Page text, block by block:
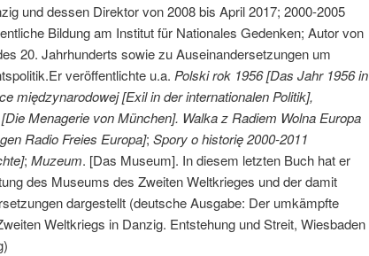
und dessen Direktor von 2008 bis April 2017; 2000-2005
Bildung am Institut für Nationales Gedenken; Autor von
20. Jahrhunderts sowie zu Auseinandersetzungen um
veröffentlichte u.a. Polski rok 1956 [Das Jahr 1956 in
międzynarodowej [Exil in der internationalen Politik],
Menagerie von München]. Walka z Radiem Wolna Europa
Radio Freies Europa]; Spory o historię 2000-2011
; Muzeum. [Das Museum]. In diesem letzten Buch hat er
des Museums des Zweiten Weltkrieges und der damit
dargestellt (deutsche Ausgabe: Der umkämpfte
Weltkriegs in Danzig. Entstehung und Streit, Wiesbaden